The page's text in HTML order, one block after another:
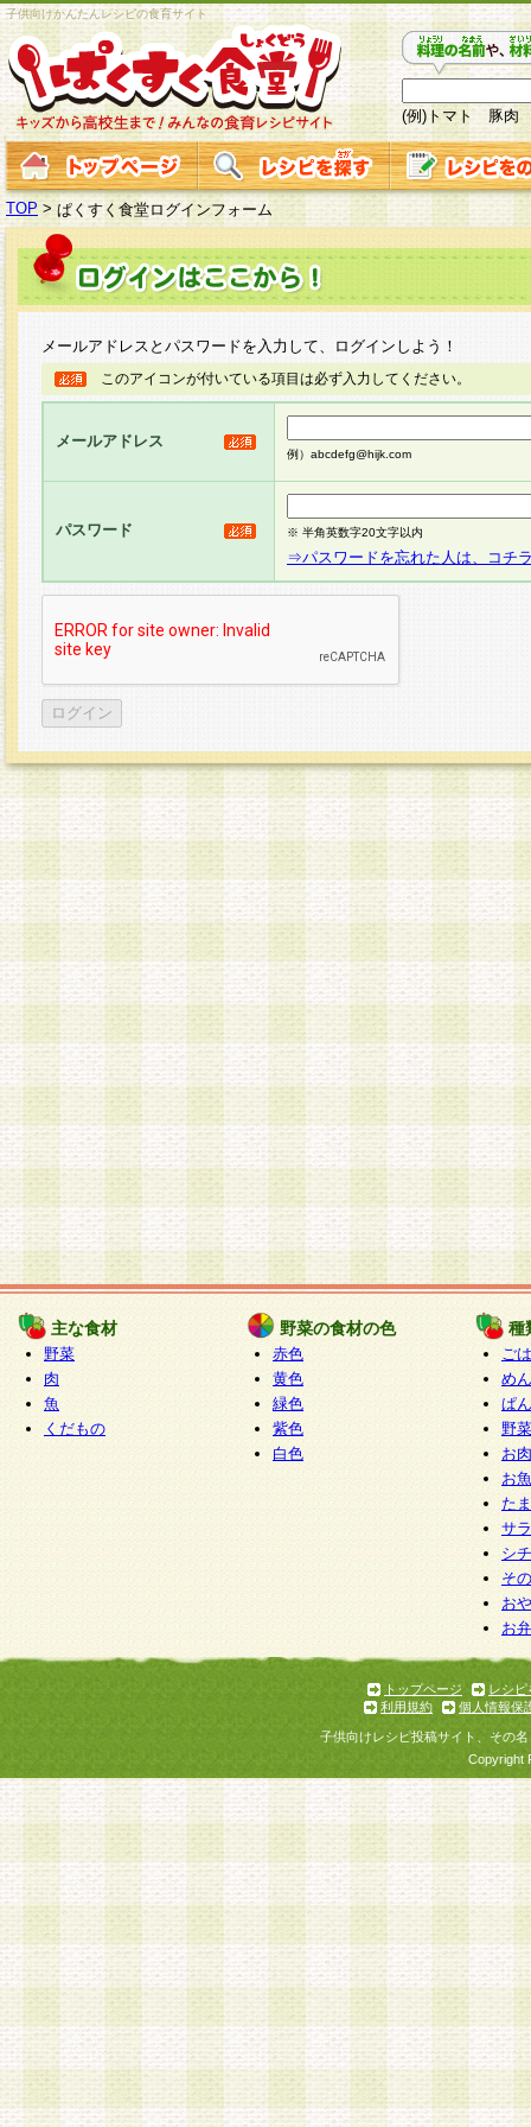
子供向けかんたんレシピの食育サイト
(例)トマト 豚肉
TOP > ぱくすく食堂ログインフォーム
メールアドレスとパスワードを入力して、ログインしよう！
このアイコンが付いている項目は必ず入力してください。
メールアドレス
例）abcdefg@hijk.com
パスワード ※ 半角英数字20文字以内
⇒パスワードを忘れた人は、コチ
主な食材
野菜
肉
魚
くだもの
野菜の食材の色
赤色
黄色
緑色
紫色
白色
種
ご
めん
ぱん
野
お
お
た
サ
シ
そ
お
お
トップページ
レシピ
利用規約
個人情報保
子供向けレシピ投稿サイト、その
Copyright